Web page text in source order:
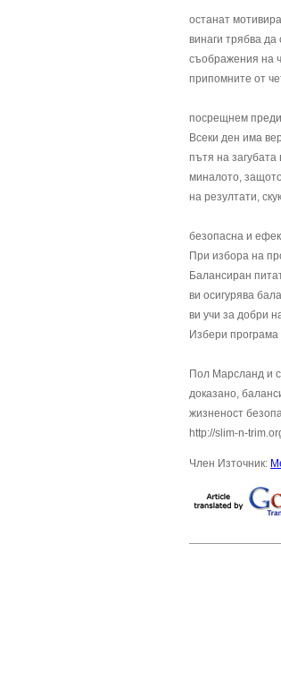
останат
винаги трябва
съображения на
припомните от
посрещнем
Всеки ден има
пътя на загубата
миналото,
на резултати,
безопасна и
При избора на
Балансиран
ви осигурява
ви учи за добри
Избери програма
Пол Марсланд и
доказано,
жизненост
http://slim-n-
Член Източник: